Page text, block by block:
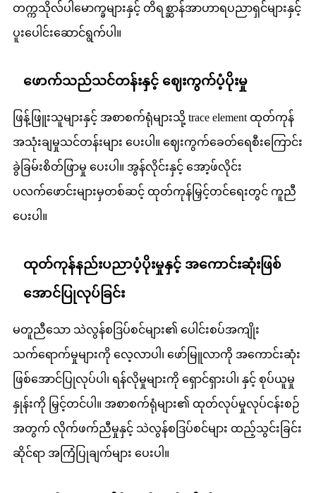
တက္ကသိုလ်ပါမောက္ခများနှင့် တိရစ္ဆာန်အာဟာရပညာရှင်များနှင့်
ပူးပေါင်းဆောင်ရွက်ပါ။
ဖောက်သည်သင်တန်းနှင့် ဈေးကွက်ပံ့ပိုးမှု
ဖြန့်ဖြူးသူများနှင့် အစာစက်ရုံများသို့ trace element ထုတ်ကုန်
အသုံးချမှုသင်တန်းများ ပေးပါ။ ဈေးကွက်ခေတ်ရေစီးကြောင်း
ခွဲခြမ်းစိတ်ဖြာမှု ပေးပါ။ အွန်လိုင်းနှင့် အော့ဖ်လိုင်း
ပလက်ဖောင်းများမှတစ်ဆင့် ထုတ်ကုန်မြှင့်တင်ရေးတွင် ကူညီ
ပေးပါ။
ထုတ်ကုန်နည်းပညာပံ့ပိုးမှုနှင့် အကောင်းဆုံးဖြစ်
အောင်ပြုလုပ်ခြင်း
မတူညီသော သဲလွန်စဒြပ်စင်များ၏ ပေါင်းစပ်အကျိုး
သက်ရောက်မှုများကို လေ့လာပါ၊ ဖော်မြူလာကို အကောင်းဆုံး
ဖြစ်အောင်ပြုလုပ်ပါ၊ ရန်လိုမှုများကို ရှောင်ရှားပါ၊ နှင့် စုပ်ယူမှု
နှုန်းကို မြှင့်တင်ပါ။ အစာစက်ရုံများ၏ ထုတ်လုပ်မှုလုပ်ငန်းစဉ်
အတွက် လိုက်ဖက်ညီမှုနှင့် သဲလွန်စဒြပ်စင်များ ထည့်သွင်းခြင်း
ဆိုင်ရာ အကြံပြုချက်များ ပေးပါ။